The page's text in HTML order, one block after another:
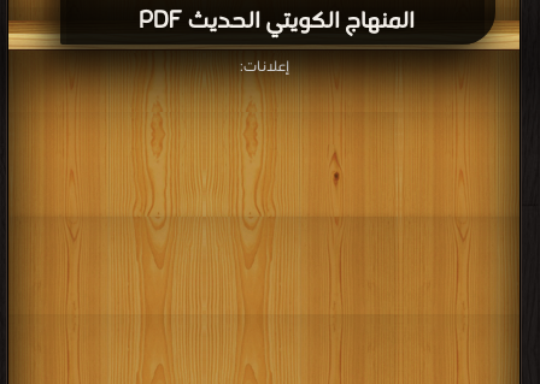
المنهاج الكويتي الحديث PDF
إعلانات: